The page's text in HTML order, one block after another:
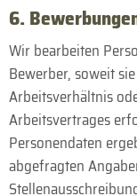
6.
Wir bearbeiten
Bewerber, soweit
Arbeitsverhältnis
Arbeitsvertrages
Personendaten
abgefragten